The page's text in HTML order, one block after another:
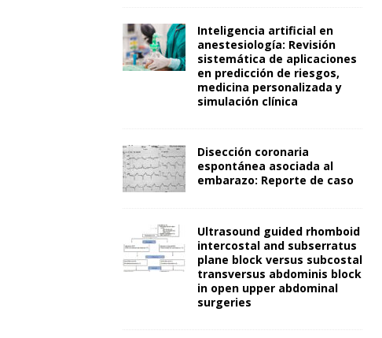
Inteligencia artificial en
anestesiología: Revisión
sistemática de aplicaciones
en predicción de riesgos,
medicina personalizada y
simulación clínica
Disección coronaria
espontánea asociada al
embarazo: Reporte de caso
Ultrasound guided rhomboid
intercostal and subserratus
plane block versus subcostal
transversus abdominis block
in open upper abdominal
surgeries